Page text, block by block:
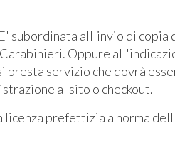
subordinata all'invio di copia
Oppure
presta servizio che dovrà
al sito o checkout.
prefettizia a norma